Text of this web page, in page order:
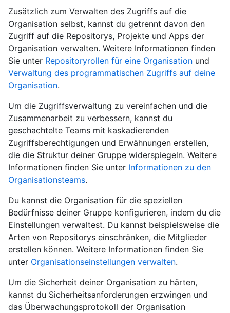
Zusätzlich zum Verwalten des Zugriffs auf die
Organisation selbst, kannst du getrennt davon den
Zugriff auf die Repositorys, Projekte und Apps der
Organisation verwalten. Weitere Informationen finden
Sie unter Repositoryrollen für eine Organisation und
Verwaltung des programmatischen Zugriffs auf deine
Organisation.
Um die Zugriffsverwaltung zu vereinfachen und die
Zusammenarbeit zu verbessern, kannst du
geschachtelte Teams mit kaskadierenden
Zugriffsberechtigungen und Erwähnungen erstellen,
die die Struktur deiner Gruppe widerspiegeln. Weitere
Informationen finden Sie unter Informationen zu den
Organisationsteams.
Du kannst die Organisation für die speziellen
Bedürfnisse deiner Gruppe konfigurieren, indem du die
Einstellungen verwaltest. Du kannst beispielsweise die
Arten von Repositorys einschränken, die Mitglieder
erstellen können. Weitere Informationen finden Sie
unter Organisationseinstellungen verwalten.
Um die Sicherheit deiner Organisation zu härten,
kannst du Sicherheitsanforderungen erzwingen und
das Überwachungsprotokoll der Organisation